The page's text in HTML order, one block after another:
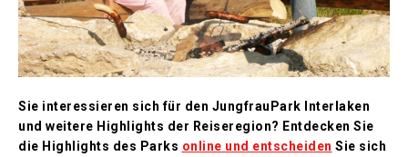
Sie interessieren sich für den JungfrauPark Interlaken
und weitere Highlights der Reiseregion? Entdecken Sie
die Highlights des Parks online und entscheiden Sie sich